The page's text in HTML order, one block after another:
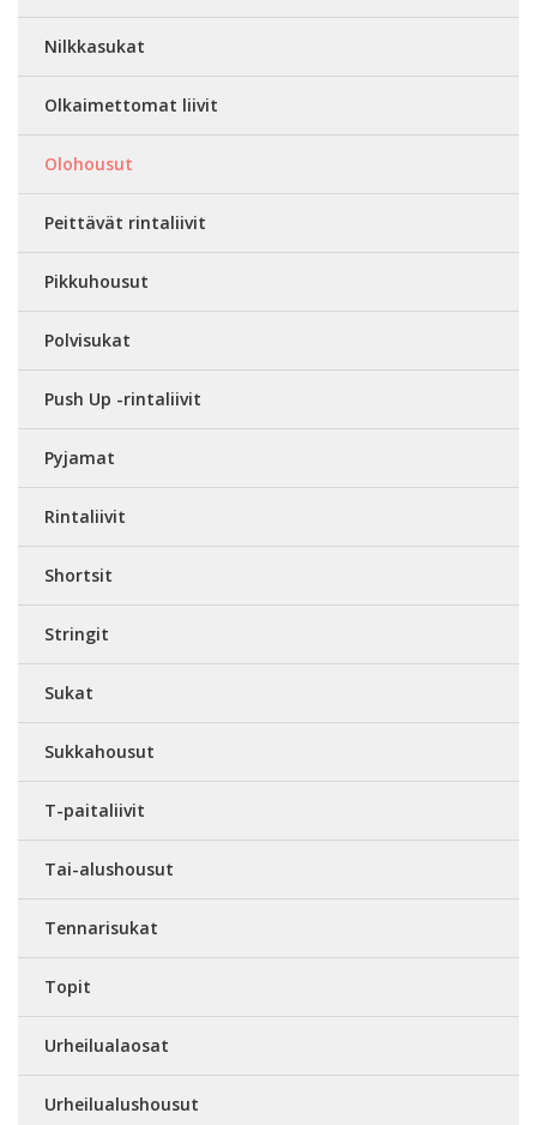
Nilkkasukat
Olkaimettomat liivit
Olohousut
Peittävät rintaliivit
Pikkuhousut
Polvisukat
Push Up -rintaliivit
Pyjamat
Rintaliivit
Shortsit
Stringit
Sukat
Sukkahousut
T-paitaliivit
Tai-alushousut
Tennarisukat
Topit
Urheilualaosat
Urheilualushousut